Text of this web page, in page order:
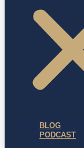
BLOG
PODCAST